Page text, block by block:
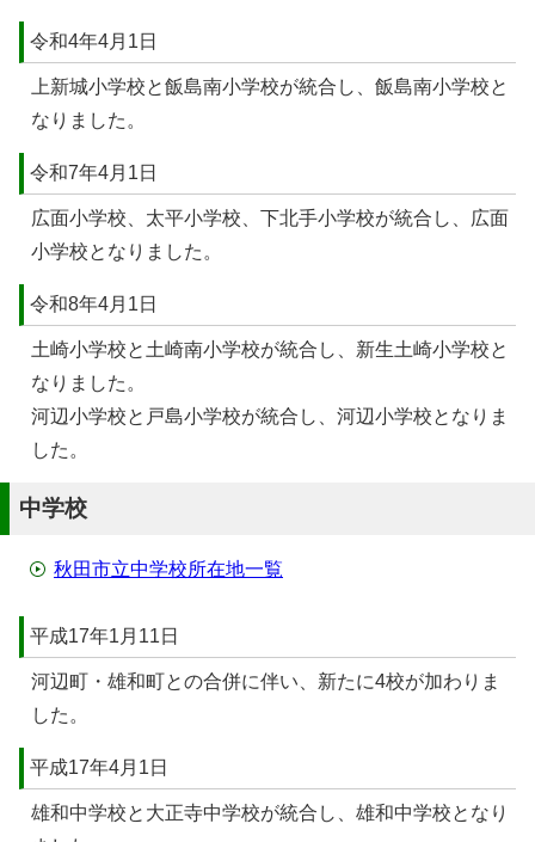
令和4年4月1日
上新城小学校と飯島南小学校が統合し、飯島南小学校と
なりました。
令和7年4月1日
広面小学校、太平小学校、下北手小学校が統合し、広面
小学校となりました。
令和8年4月1日
土崎小学校と土崎南小学校が統合し、新生土崎小学校と
なりました。
河辺小学校と戸島小学校が統合し、河辺小学校となりま
した。
中学校
秋田市立中学校所在地一覧
平成17年1月11日
河辺町・雄和町との合併に伴い、新たに4校が加わりま
した。
平成17年4月1日
雄和中学校と大正寺中学校が統合し、雄和中学校となり